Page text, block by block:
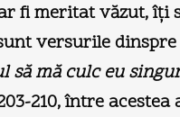
fi meritat văzut,
versurile
să mă culc eu
210, între